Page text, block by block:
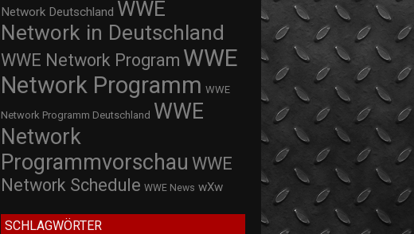
Network Deutschland WWE
Network in Deutschland
WWE Network Program WWE
Network Programm WWE
Network Programm Deutschland WWE
Network
Programmvorschau WWE
Network Schedule WWE News wXw
SCHLAGWÖRTER